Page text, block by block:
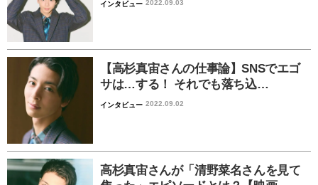
インタビュー 2022.09.03
【高杉真宙さんの仕事論】SNSでエゴ
サは…する！ それでも落ち込…
インタビュー 2022.09.02
高杉真宙さんが「清野菜名さんを見て